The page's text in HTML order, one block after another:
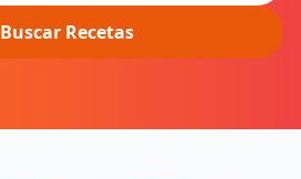
Buscar Recetas